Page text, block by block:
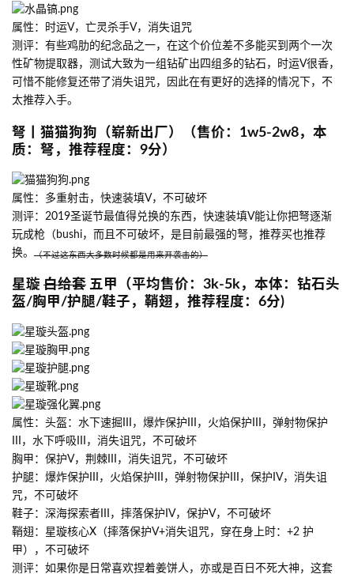
属性：时运V，亡灵杀手V，消失诅咒
测评：有些鸡肋的纪念品之一，在这个价位差不多能买到两个一次
性矿物提取器，测试大致为一组钻矿出四组多的钻石，时运V很香，
可惜不能修复还带了消失诅咒，因此在有更好的选择的情况下，不
太推荐入手。
弩丨猫猫狗狗（崭新出厂）（售价：1w5-2w8，本
质：弩，推荐程度：9分）
属性：多重射击，快速装填V，不可破坏
测评：2019圣诞节最值得兑换的东西，快速装填V能让你把弩逐渐
玩成枪（bushi，而且不可破坏，是目前最强的弩，推荐买也推荐
换。
（不过这东西大多数时候都是用来开袭击的）
星璇 白给套 五甲（平均售价：3k-5k，本体：钻石头
盔/胸甲/护腿/鞋子，鞘翅，推荐程度：6分)
属性：头盔：水下速掘III，爆炸保护III，火焰保护III，弹射物保护
III，水下呼吸III，消失诅咒，不可破坏
胸甲：保护V，荆棘III，消失诅咒，不可破坏
护腿：爆炸保护III，火焰保护III，弹射物保护III，保护IV，消失诅
咒，不可破坏
鞋子：深海探索者III，摔落保护IV，保护V，不可破坏
鞘翅：星璇核心X（摔落保护V+消失诅咒，穿在身上时：+2 护
甲），不可破坏
测评：如果你是日常喜欢捏着姜饼人，亦或是百日不死大神，这套